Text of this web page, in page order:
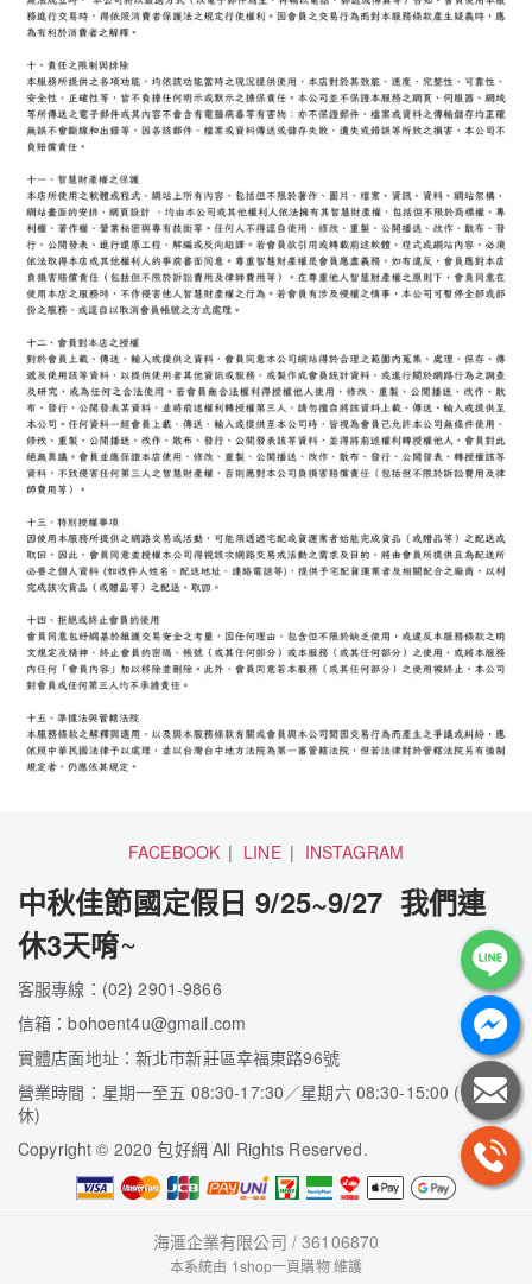
FACEBOOK LINE INSTAGRAM
中秋佳節國定假日 9/25~9/27 我們連
休3天唷~
客服專線：(02) 2901-9866
信箱：bohoent4u@gmail.com
實體店面地址：新北市新莊區幸福東路96號
營業時間：星期一至五 08:30-17:30／星期六 08:30-15:00 (隔週
休)
Copyright© 2020 包好網 All Rights Reserved.
海滙企業有限公司 / 36106870
本系統由 1shop一頁購物維護